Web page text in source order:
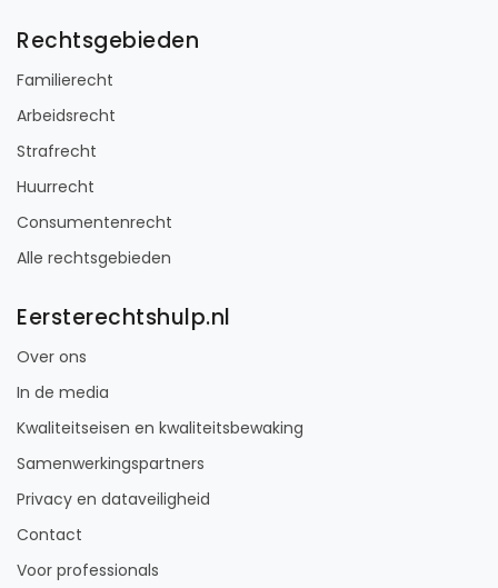
Rechtsgebieden
Familierecht
Arbeidsrecht
Strafrecht
Huurrecht
Consumentenrecht
Alle rechtsgebieden
Eersterechtshulp.nl
Over ons
In de media
Kwaliteitseisen en kwaliteitsbewaking
Samenwerkingspartners
Privacy en dataveiligheid
Contact
Voor professionals